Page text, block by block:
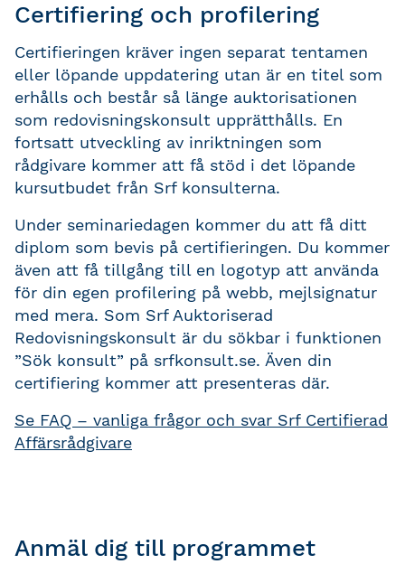
Certifiering och profilering
Certifieringen kräver ingen separat tentamen
eller löpande uppdatering utan är en titel som
erhålls och består så länge auktorisationen
som redovisningskonsult upprätthålls. En
fortsatt utveckling av inriktningen som
rådgivare kommer att få stöd i det löpande
kursutbudet från Srf konsulterna.
Under seminariedagen kommer du att få ditt
diplom som bevis på certifieringen. Du kommer
även att få tillgång till en logotyp att använda
för din egen profilering på webb, mejlsignatur
med mera. Som Srf Auktoriserad
Redovisningskonsult är du sökbar i funktionen
”Sök konsult” på srfkonsult.se. Även din
certifiering kommer att presenteras där.
Se FAQ – vanliga frågor och svar Srf Certifierad
Affärsrådgivare
Anmäl dig till programmet